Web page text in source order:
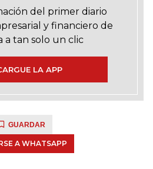
del primer diario
y financiero de
a tan solo un clic
LA APP
GUARDAR
A WHATSAPP